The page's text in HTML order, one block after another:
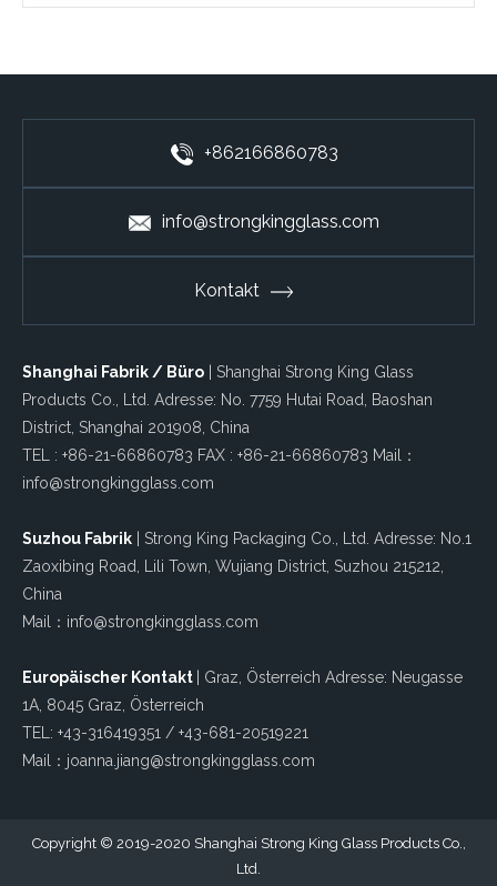
+862166860783
info@strongkingglass.com
Kontakt
Shanghai Fabrik / Büro | Shanghai Strong King Glass
Products Co., Ltd. Adresse: No. 7759 Hutai Road, Baoshan
District, Shanghai 201908, China
TEL : +86-21-66860783 FAX : +86-21-66860783 Mail：
info@strongkingglass.com
Suzhou Fabrik | Strong King Packaging Co., Ltd. Adresse: No.1
Zaoxibing Road, Lili Town, Wujiang District, Suzhou 215212,
China
Mail：info@strongkingglass.com
Europäischer Kontakt
| Graz, Österreich Adresse: Neugasse
1A, 8045 Graz, Österreich
TEL: +43-316419351 / +43-681-20519221
Mail：joanna.jiang@strongkingglass.com
Copyright © 2019-2020 Shanghai Strong King Glass Products Co.,
Ltd.